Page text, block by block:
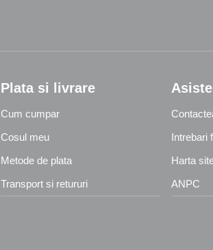
Plata si livrare
Cum cumpar
Cosul meu
Metode de plata
Transport si retururi
Intrebari
Harta
ANPC